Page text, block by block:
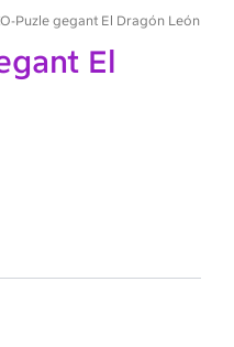
Puzle gegant El Dragón León
El